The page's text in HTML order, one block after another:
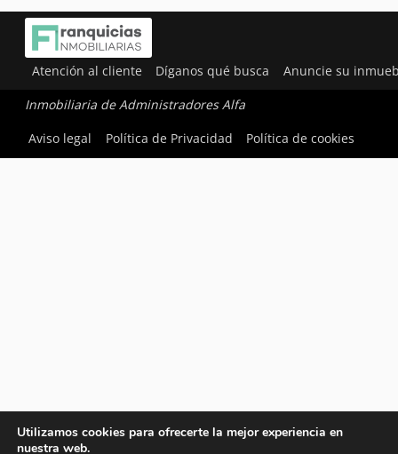
Atención al cliente Díganos qué busca Anuncie su
Inmobiliaria de Administradores Alfa
Aviso legal
Política de Privacidad Política de cookies
Utilizamos cookies para ofrecerte la mejor experiencia en
nuestra web.